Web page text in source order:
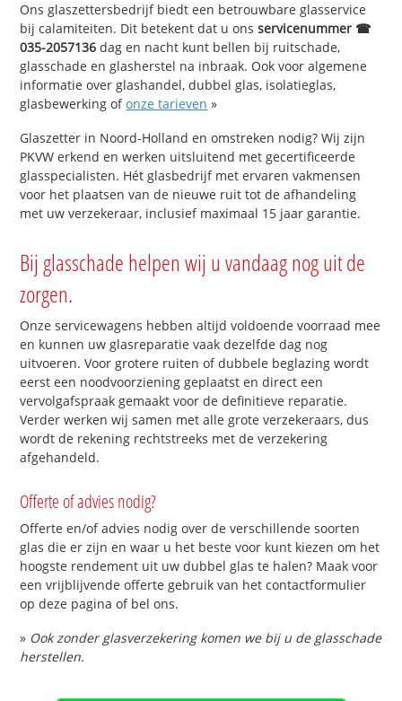
Ons glaszettersbedrijf biedt een betrouwbare glasservice
bij calamiteiten. Dit betekent dat u onsservicenummer ☎
035-2057136 dag en nacht kunt bellen bij ruitschade,
glasschade en glasherstel na inbraak. Ook voor algemene
informatie over glashandel, dubbel glas, isolatieglas,
glasbewerking ofonze tarieven »
Glaszetter in Noord-Holland en omstreken nodig? Wij zijn
PKVW erkend en werken uitsluitend met gecertificeerde
glasspecialisten. Hét glasbedrijf met ervaren vakmensen
voor het plaatsen van de nieuwe ruit tot de afhandeling
met uw verzekeraar, inclusief maximaal 15 jaar garantie.
Bij glasschade helpen wij u vandaag nog uit de
zorgen.
Onze servicewagens hebben altijd voldoende voorraad mee
en kunnen uw glasreparatie vaak dezelfde dag nog
uitvoeren. Voor grotere ruiten of dubbele beglazing wordt
eerst een noodvoorziening geplaatst en direct een
vervolgafspraak gemaakt voor de definitieve reparatie.
Verder werken wij samen met alle grote verzekeraars, dus
wordt de rekening rechtstreeks met de verzekering
afgehandeld.
Offerte of advies nodig?
Offerte en/of advies nodig over de verschillende soorten
glas die er zijn en waar u het beste voor kunt kiezen om het
hoogste rendement uit uw dubbel glas te halen? Maak voor
een vrijblijvende offerte gebruik van het contactformulier
op deze pagina of bel ons.
» Ook zonder glasverzekering komen we bij u de glasschade
herstellen.